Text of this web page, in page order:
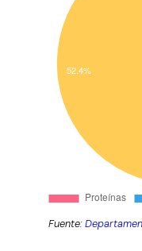
Fuente: